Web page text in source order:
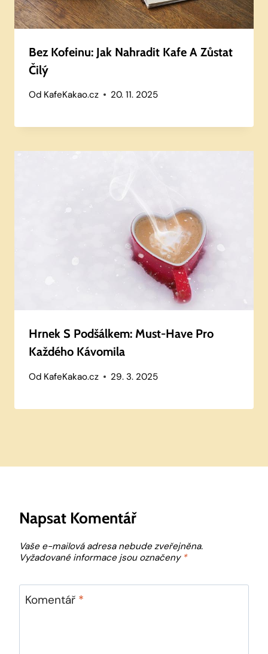
Bez Kofeinu: Jak Nahradit Kafe A Zůstat
Čilý
Od KafeKakao.cz 20. 11. 2025
Hrnek S Podšálkem: Must-Have Pro
Každého Kávomila
Od KafeKakao.cz 29. 3. 2025
Napsat Komentář
Vaše e-mailová adresa nebude zveřejněna.
Vyžadované informace jsou označeny *
Komentář *